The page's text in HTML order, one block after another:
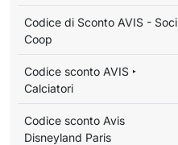
Codice di Sconto AVIS - Soci
Coop
Codice sconto AVIS ‣
Calciatori
Codice sconto Avis
Disneyland Paris